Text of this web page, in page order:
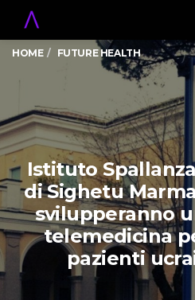
HOME FUTURE HEALTH
Istituto
di Sighetu
svilupperanno
telemedicina
pazienti